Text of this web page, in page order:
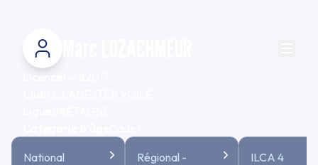
National
Régional -
ILCA 4